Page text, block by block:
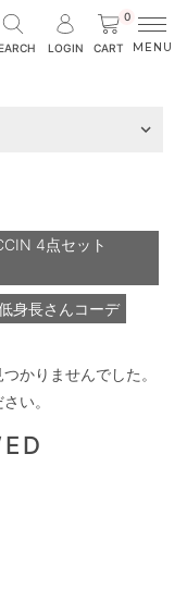
LOGIN
0
CART
4点セット
身長さんコーデ
かりませんでした。
い。